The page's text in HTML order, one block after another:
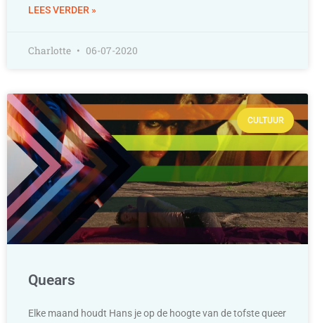
LEES VERDER »
Charlotte 06-07-2020
CULTUUR
Quears
Elke maand houdt Hans je op de hoogte van de tofste queer